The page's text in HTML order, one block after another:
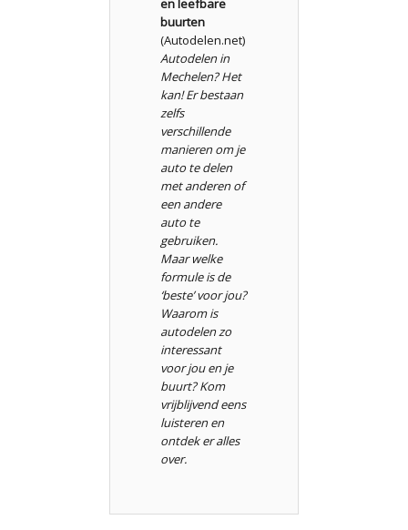
en leefbare
buurten
(Autodelen.net)
Autodelen in
Mechelen? Het
kan! Er bestaan
zelfs
verschillende
manieren om je
auto te delen
met anderen of
een andere
auto te
gebruiken.
Maar welke
formule is de
‘beste’ voor jou?
Waarom is
autodelen zo
interessant
voor jou en je
buurt? Kom
vrijblijvend eens
luisteren en
ontdek er alles
over.